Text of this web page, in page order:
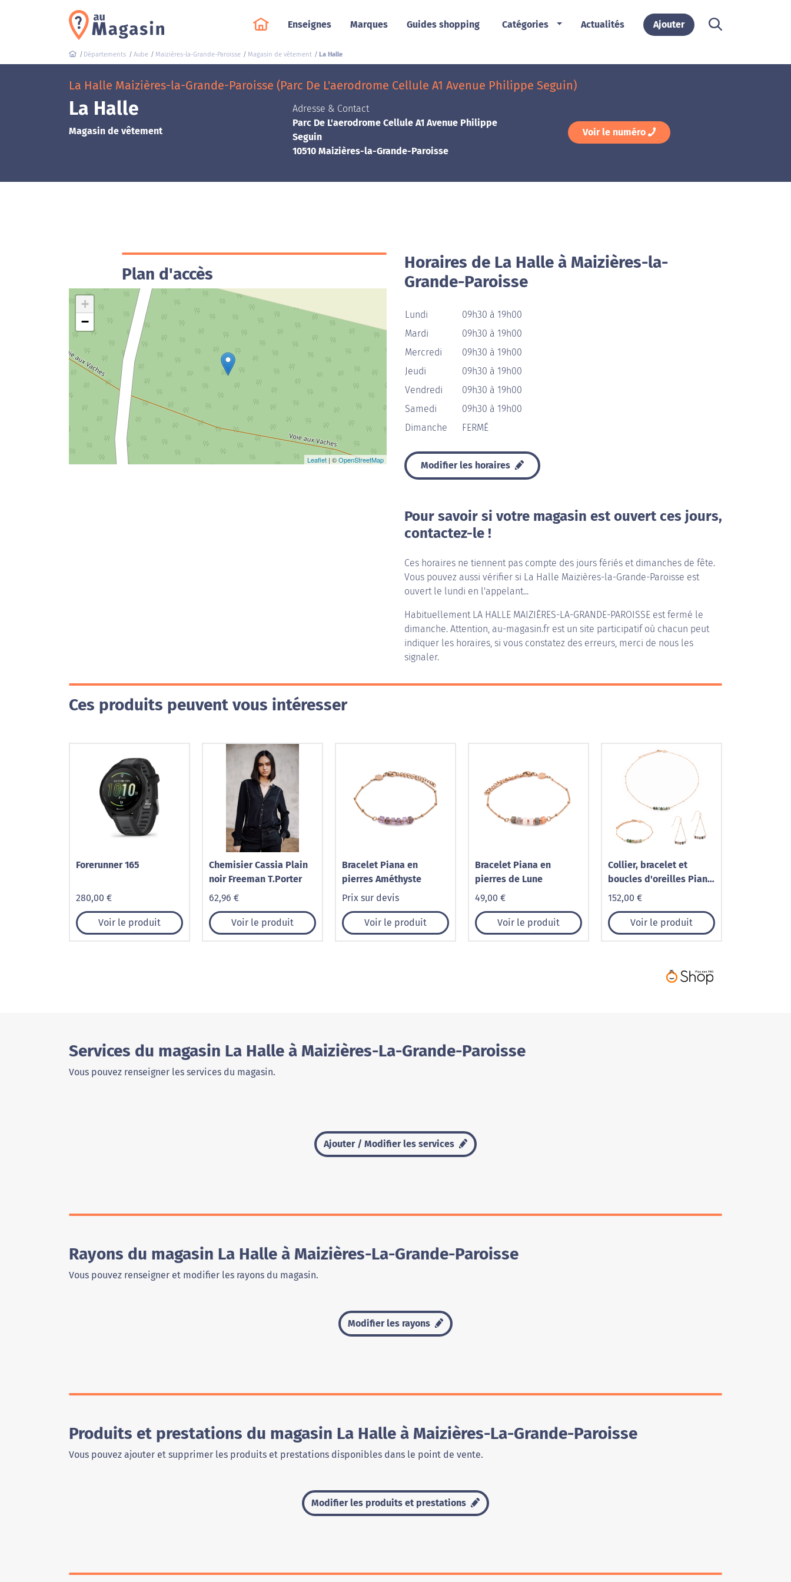
Enseignes Marques Guides shopping Catégories Actualités Ajouter
Départements Aube Maizières-la-Grande-Paroisse Magasin de vêtement La Halle
La Halle Maizières-la-Grande-Paroisse (Parc De L'aerodrome Cellule A1 Avenue Philippe Seguin)
La Halle
Magasin de vêtement
Adresse & Contact
Parc De L'aerodrome Cellule A1 Avenue Philippe
Seguin
10510 Maizières-la-Grande-Paroisse
Voir le numéro
Plan d'accès
+
−
Leaflet | ©OpenStreetMap
Horaires de La Halle à Maizières-la-
Grande-Paroisse
Lundi
09h30 à 19h00
Mardi
09h30 à 19h00
Mercredi
09h30 à 19h00
Jeudi
09h30 à 19h00
Vendredi
09h30 à 19h00
Samedi
09h30 à 19h00
Dimanche
FERMÉ
Modifier les horaires
Pour savoir si votre magasin est ouvert ces jours,
contactez-le !
Ces horaires ne tiennent pas compte des jours fériés et dimanches de fête.
Vous pouvez aussi vérifier si La Halle Maizières-la-Grande-Paroisse est
ouvert le lundi en l'appelant...
Habituellement LA HALLE MAIZIÈRES-LA-GRANDE-PAROISSE est fermé le
dimanche. Attention, au-magasin.fr est un site participatif où chacun peut
indiquer les horaires, si vous constatez des erreurs, merci de nous les
signaler.
Ces produits peuvent vous intéresser
Forerunner 165
280,00 €
Voir le produit
Chemisier Cassia Plain
noir Freeman T.Porter
62,96 €
Voir le produit
Bracelet Piana en
pierres Améthyste
Prix sur devis
Voir le produit
Bracelet Piana en
pierres de Lune
49,00 €
Voir le produit
Collier, bracelet et
boucles d'oreilles Piana
en pierres Agate
152,00 €
Voir le produit
Services du magasin La Halle à Maizières-La-Grande-Paroisse
Vous pouvez renseigner les services du magasin.
Ajouter / Modifier les services
Rayons du magasin La Halle à Maizières-La-Grande-Paroisse
Vous pouvez renseigner et modifier les rayons du magasin.
Modifier les rayons
Produits et prestations du magasin La Halle à Maizières-La-Grande-Paroisse
Vous pouvez ajouter et supprimer les produits et prestations disponibles dans le point de vente.
Modifier les produits et prestations